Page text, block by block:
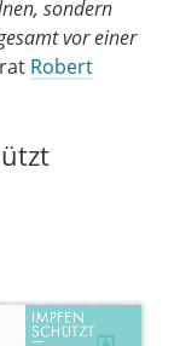
sondern
vor einer
Robert